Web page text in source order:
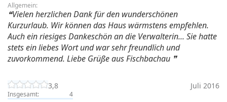
Allgemein:
Vielen herzlichen Dank für den wunderschönen
Kurzurlaub. Wir können das Haus wärmstens empfehlen.
Auch ein riesiges Dankeschön an die Verwalterin... Sie hatte
stets ein liebes Wort und war sehr freundlich und
zuvorkommend. Liebe Grüße aus Fischbachau
3,8 Juli 2016
Insgesamt:
4